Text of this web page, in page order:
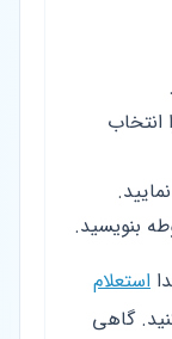
انتخاب
بنویسید.
استعلام
گاهی